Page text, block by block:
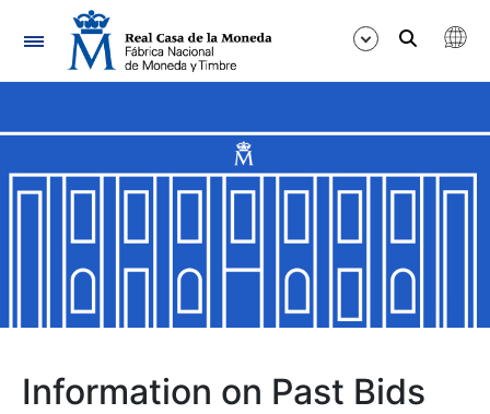
Navigation
Show/Hide
Show/Hide
Show/Hide
Information on Past Bids